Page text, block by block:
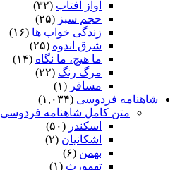
آواز آفتاب (۳۲)
حجم سبز (۲۵)
زندگی خواب ها (۱۶)
شرق اندوه (۲۵)
ما هیچ، ما نگاه (۱۴)
مرگ رنگ (۲۲)
مسافر (۱)
شاهنامه فردوسی (۱,۰۳۴)
متن کامل شاهنامه فردوسی
اسکندر (۵۰)
اشکانیان (۲)
بهمن (۶)
تهمورث (۱)